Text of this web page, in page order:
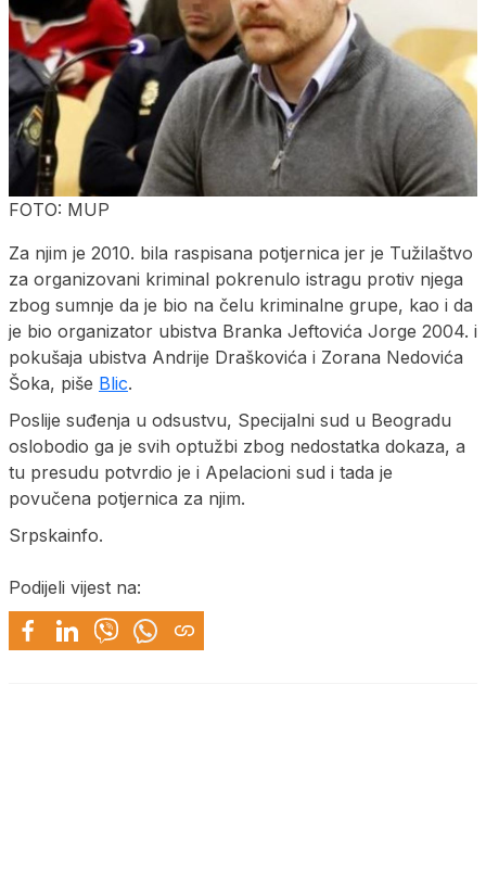
FOTO: MUP
Za njim je 2010. bila raspisana potjernica jer je Tužilaštvo
za organizovani kriminal pokrenulo istragu protiv njega
zbog sumnje da je bio na čelu kriminalne grupe, kao i da
je bio organizator ubistva Branka Jeftovića Jorge 2004. i
pokušaja ubistva Andrije Draškovića i Zorana Nedovića
Šoka, piše Blic.
Poslije suđenja u odsustvu, Specijalni sud u Beogradu
oslobodio ga je svih optužbi zbog nedostatka dokaza, a
tu presudu potvrdio je i Apelacioni sud i tada je
povučena potjernica za njim.
Srpskainfo.
Podijeli vijest na: